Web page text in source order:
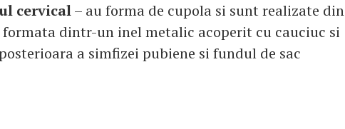
cervical– au forma de cupola si sunt realizate din
formata dintr-un inel metalic acoperit cu cauciuc si
a simfizei pubiene si fundul de sac